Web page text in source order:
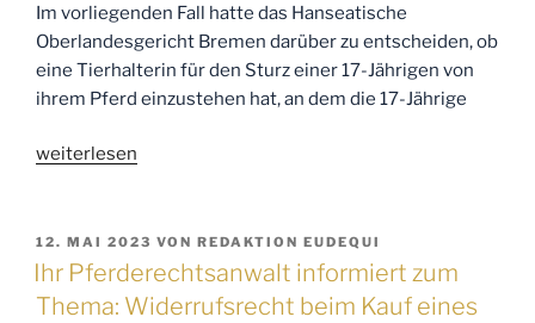
Im vorliegenden Fall hatte das Hanseatische
Oberlandesgericht Bremen darüber zu entscheiden, ob
eine Tierhalterin für den Sturz einer 17-Jährigen von
ihrem Pferd einzustehen hat, an dem die 17-Jährige
„Ihre
Pferderecht
informieren
zum
weiterlesen
VERÖFFENTLICHT
AM
12. MAI 2023 VON REDAKTION EUDEQUI
Ihr Pferderechtsanwalt informiert zum
Thema: Widerrufsrecht beim Kauf eines